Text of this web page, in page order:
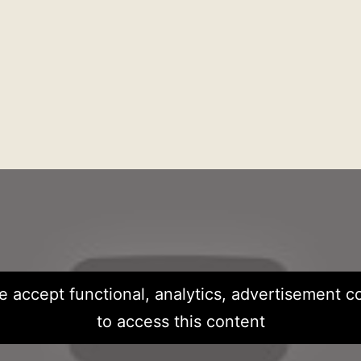
accept functional, analytics, advertisement
to access this content